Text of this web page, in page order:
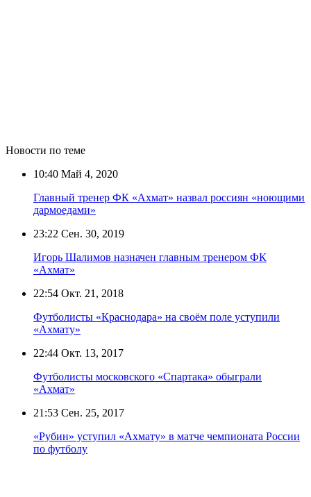
Новости по теме
10:40 Май 4, 2020
Главный тренер ФК «Ахмат» назвал россиян «ноющими
дармоедами»
23:22 Сен. 30, 2019
Игорь Шалимов назначен главным тренером ФК
«Ахмат»
22:54 Окт. 21, 2018
Футболисты «Краснодара» на своём поле уступили
«Ахмату»
22:44 Окт. 13, 2017
Футболисты московского «Спартака» обыграли
«Ахмат»
21:53 Сен. 25, 2017
«Рубин» уступил «Ахмату» в матче чемпионата России
по футболу